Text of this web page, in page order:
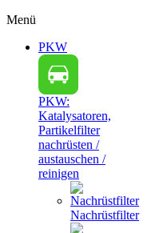
Menü
PKW
PKW:
Katalysatoren,
Partikelfilter
nachrüsten /
austauschen /
reinigen
Nachrüstfilter